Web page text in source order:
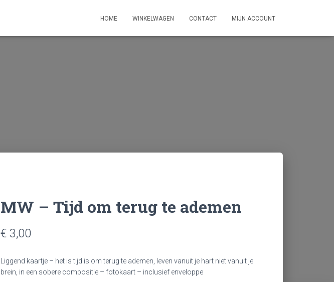
HOME WINKELWAGEN CONTACT MIJN ACCOUNT
MW – Tijd om terug te ademen
€ 3,00
Liggend kaartje – het is tijd is om terug te ademen, leven vanuit je hart niet vanuit je
brein, in een sobere compositie – fotokaart – inclusief enveloppe